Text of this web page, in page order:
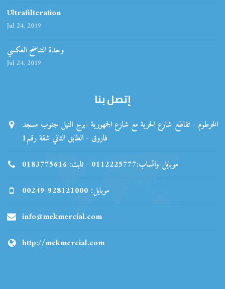
Ultrafilteration
Jul 24, 2019
وحدة التناضح العكسي
Jul 24, 2019
إتصل بنا
الخرطوم - تقاطع شارع الحرية مع شارع الجمهورية -برج النيل جنوب مسجد
فاروق - الطابق الثاني شقة رقم1
موبايل-واتساب:0112225777 - ثابت: 0183775616
00249-928121000 :موبايل
info@mekmercial.com
http://mekmercial.com